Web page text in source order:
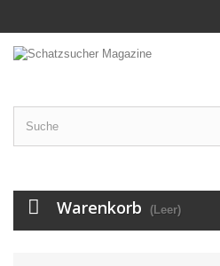
Warenkorb (Leer)